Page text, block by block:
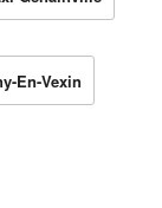
En-Vexin